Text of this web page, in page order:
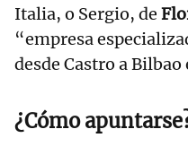
Italia, o Sergio, de
“empresa
desde Castro a
¿Cómo